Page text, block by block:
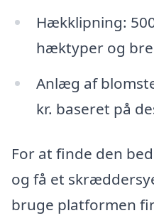
Hækklipning:
hæktyper og
Anlæg af
kr. baseret på
For at finde den
og få et
bruge platformen